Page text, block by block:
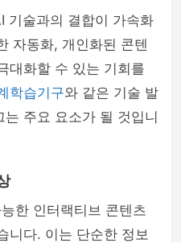
기술과의 결합이 가속화
자동화, 개인화된 콘텐
대화할 수 있는 기회를
학습기구와 같은 기술 발
주요 요소가 될 것입니
한 인터랙티브 콘텐츠
니다. 이는 단순한 정보